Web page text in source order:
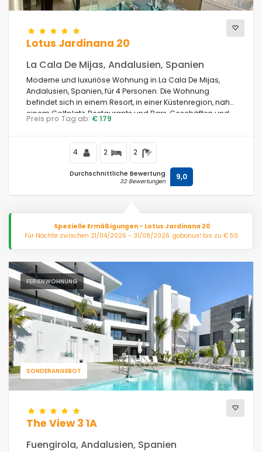
Lotus Jardinana 20
La Cala De Mijas, Andalusien, Spanien
Moderne und luxuriöse Wohnung in La Cala De Mijas,
Andalusien, Spanien, für 4 Personen. Die Wohnung
befindet sich in einem Resort, in einer Küstenregion, nahe
einem Golfplatz, Restaurants und Bars, Geschäften und
Supermärkten und 1 km vom Strand von La Cala de Mijas
Preis pro Tag ab: € 179
4 2 2
Durchschnittliche Bewertung
32 Bewertungen 9,0
Spezielle Ermäßigungen - Lotus Jardinana 20
Für Nächte zwischen 21/04/2026 - 31/08/2026: gobonus! bis zu € 50.
FERIENWOHNUNG
SONDERANGEBOT
Previous Next
The View 3 1A
Fuengirola, Andalusien, Spanien